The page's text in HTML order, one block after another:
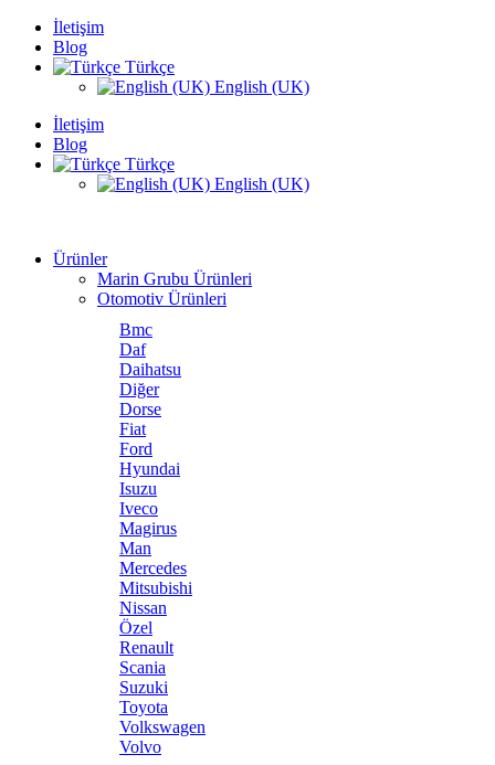
İletişim
Blog
Türkçe
English (UK)
İletişim
Blog
Türkçe
English (UK)
Ürünler
Marin Grubu Ürünleri
Otomotiv Ürünleri
Bmc
Daf
Daihatsu
Diğer
Dorse
Fiat
Ford
Hyundai
Isuzu
Iveco
Magirus
Man
Mercedes
Mitsubishi
Nissan
Özel
Renault
Scania
Suzuki
Toyota
Volkswagen
Volvo